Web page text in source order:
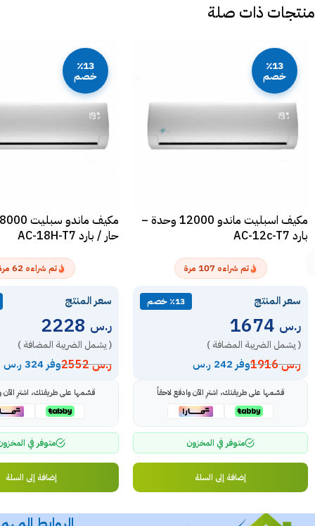
منتجات ذات صلة
٪13
خصم
مكيف اسبليت ماندو 12000 وحدة –
بارد AC-12c-T7
تم شراءه 107 مرة
سعر المنتج ٪13 خصم
ر.س
( يشمل الضريبة المضافة )
ر.س1916 وفر 242 ر.س
قسّمها على طريقتك، اشترِ الآن وادفع لاحقاً
متوفر في المخزون
إضافة إلى السلة
٪13
خصم
حار / بارد AC-18H-T7
تم شراءه62
سعر المنتج
ر.س
( يشمل الضريبة المضافة )
ر.س2552 وفر 324 ر.س
قسّمها على طريقتك، اشترِ الآن
متوفر في
إضافة إلى السلة